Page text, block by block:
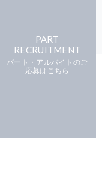
PART
RECRUITMENT
パート・アルバイトのご
応募はこちら